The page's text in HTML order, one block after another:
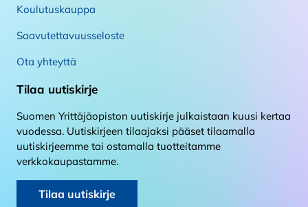
Koulutuskauppa
Saavutettavuusseloste
Ota yhteyttä
Tilaa uutiskirje
Suomen Yrittäjäopiston uutiskirje julkaistaan kuusi kertaa
vuodessa. Uutiskirjeen tilaajaksi pääset tilaamalla
uutiskirjeemme tai ostamalla tuotteitamme
verkkokaupastamme.
Tilaa uutiskirje